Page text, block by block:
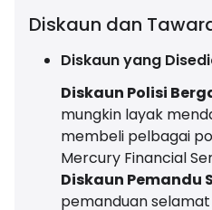
Diskaun dan
Diskaun yang
Diskaun Polisi
mungkin layak
membeli pelbagai
Mercury Financial
Diskaun Pemandu
pemanduan